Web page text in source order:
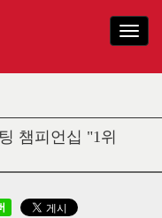
T
o
e
v
챔피언십 "1위